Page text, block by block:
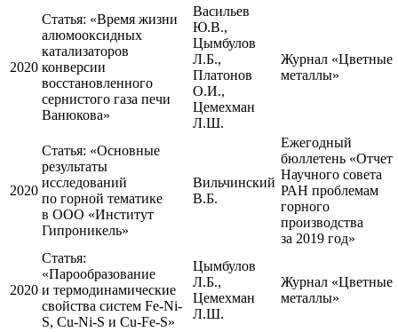
2020
Статья: «Время жизни
алюмооксидных
катализаторов
конверсии
восстановленного
сернистого газа печи
Ванюкова»
Васильев
Ю.В.,
Цымбулов
Л.Б.,
Платонов
О.И.,
Цемехман
Л.Ш.
Журнал «Цветные
металлы»
2020
Статья: «Основные
результаты
исследований
по горной тематике
в ООО «Институт
Гипроникель»
Вильчинский
В.Б.
Ежегодный
бюллетень «Отчет
Научного совета
РАН проблемам
горного
производства
за 2019 год»
2020
Статья:
«Парообразование
и термодинамические
свойства систем Fe-Ni-
S, Cu-Ni-S и Cu-Fe-S»
Цымбулов
Л.Б.,
Цемехман
Л.Ш.
Журнал «Цветные
металлы»